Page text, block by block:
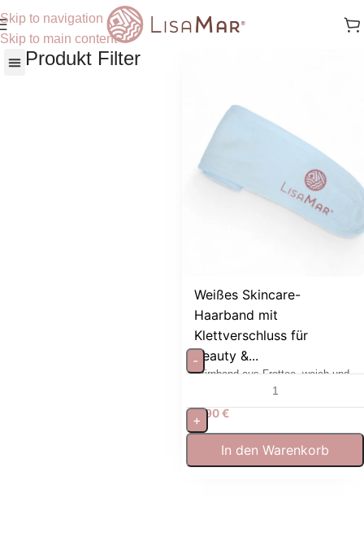
Skip to navigation
Skip to main content
Produkt Filter
Weißes Skincare-
Haarband mit
Klettverschluss für
Beauty &...
Stirnband aus Frottee, weich und
waschbar für Gesichtspflege
5,90€
-
+
In den Warenkorb